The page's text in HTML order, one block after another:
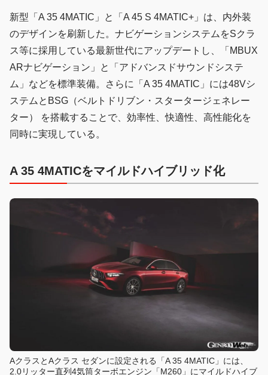
新型「A 35 4MATIC」と「A 45 S 4MATIC+」は、内外装
のデザインを刷新した。ナビゲーションシステムをSクラ
ス等に採用している最新世代にアップデートし、「MBUX
ARナビゲーション」と「アドバンスドサウンドシステ
ム」などを標準装備。さらに「A 35 4MATIC」には48Vシ
ステムとBSG（ベルトドリブン・スタータージェネレー
ター） を搭載することで、効率性、快適性、高性能化を
同時に実現している。
A 35 4MATICをマイルドハイブリッド化
AクラスとAクラス セダンに設定される「A 35 4MATIC」には、
2.0リッター直列4気筒ターボエンジン「M260」にマイルドハイブ